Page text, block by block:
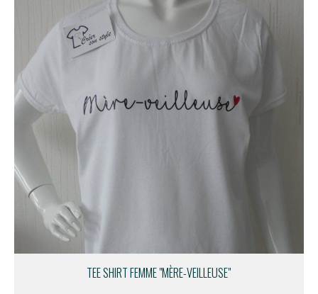
TEE SHIRT FEMME "MÈRE-VEILLEUSE"